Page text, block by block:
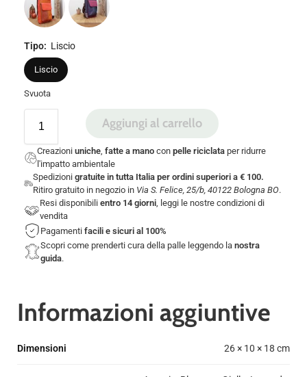
Tipo: Liscio
Liscio
Svuota
Aggiungi al carrello
Creazioniuniche,fatte a mano conpelle riciclata per ridurre
l'impatto ambientale
Spedizioni gratuite in tutta Italia per ordini superiori a € 100.
Ritiro gratuito in negozio in Via S. Felice, 25/b, 40122 Bologna BO.
Resi disponibili entro 14 giorni, leggi le nostre condizioni di
vendita
Pagamenti facili e sicuri al 100%
Scopri come prenderti cura della palle leggendo la nostra
guida.
Informazioni aggiuntive
Dimensioni 26 × 10 × 18 cm